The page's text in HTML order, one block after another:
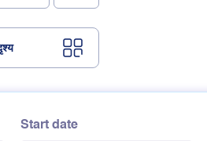
Start date